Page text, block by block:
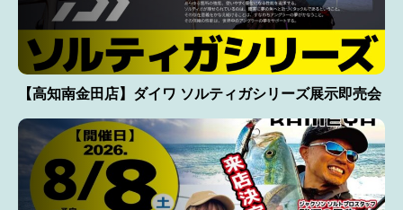
【高知南金田店】ダイワ ソルティガシリーズ展示即売会